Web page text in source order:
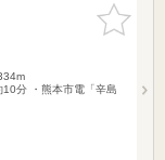
お気に入
りに追加
分 ・熊本市電「辛島